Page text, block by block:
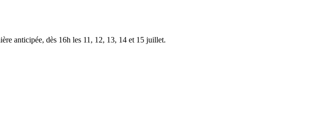
anticipée, dès 16h les 11, 12, 13, 14 et 15 juillet.